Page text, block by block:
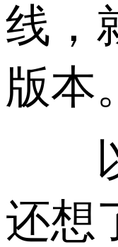
线，
版本。
以
还想